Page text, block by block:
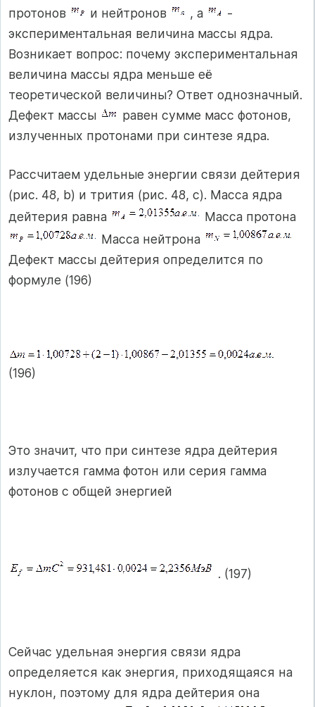
протонов
и нейтронов , а
-
экспериментальная величина массы ядра.
Возникает вопрос: почему экспериментальная
величина массы ядра меньше её
теоретической величины? Ответ однозначный.
Дефект массы
равен сумме масс фотонов,
излученных протонами при синтезе ядра.
Рассчитаем удельные энергии связи дейтерия
(рис. 48, b) и трития (рис. 48, с). Масса ядра
дейтерия равна
Масса протона
Масса нейтрона
Дефект массы дейтерия определится по
формуле (196)
(196)
Это значит, что при синтезе ядра дейтерия
излучается гамма фотон или серия гамма
фотонов с общей энергией
. (197)
Сейчас удельная энергия связи ядра
определяется как энергия, приходящаяся на
нуклон, поэтому для ядра дейтерия она